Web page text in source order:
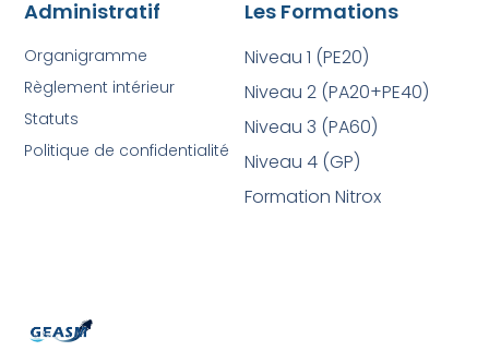
Les Formations
Niveau 1 (PE20)
Niveau 2 (PA20+PE40)
Niveau 3 (PA60)
Niveau 4 (GP)
Formation Nitrox
Administratif
Organigramme
Règlement intérieur
Statuts
Politique de confidentialité